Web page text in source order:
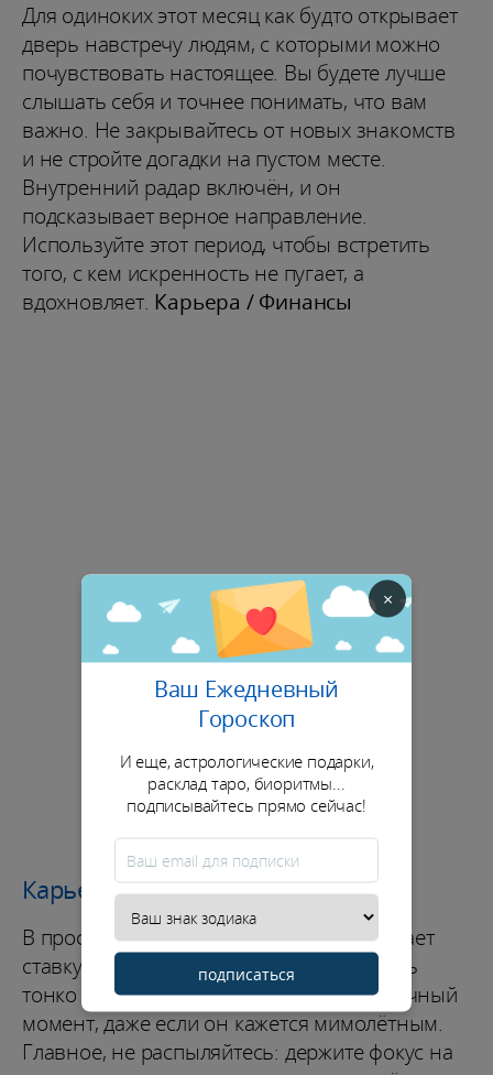
Для одиноких этот месяц как будто открывает
дверь навстречу людям, с которыми можно
почувствовать настоящее. Вы будете лучше
слышать себя и точнее понимать, что вам
важно. Не закрывайтесь от новых знакомств
и не стройте догадки на пустом месте.
Внутренний радар включён, и он
подсказывает верное направление.
Используйте этот период, чтобы встретить
того, с кем искренность не пугает, а
вдохновляет. Карьера / Финансы
Карьера / Финансы
В профессиональной сфере ноябрь делает
ставку на вашу способность действовать
тонко и быстро. Вы можете поймать удачный
момент, даже если он кажется мимолётным.
Главное, не распыляйтесь: держите фокус на
×
Ваш Ежедневный
Гороскоп
И еще, астрологические подарки,
расклад таро, биоритмы...
подписывайтесь прямо сейчас!
подписаться